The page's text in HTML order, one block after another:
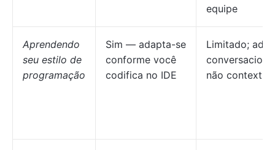
equipe
Aprendendo
seu estilo de
programação
Sim — adapta-se
conforme você
codifica no IDE
Limitado;
não